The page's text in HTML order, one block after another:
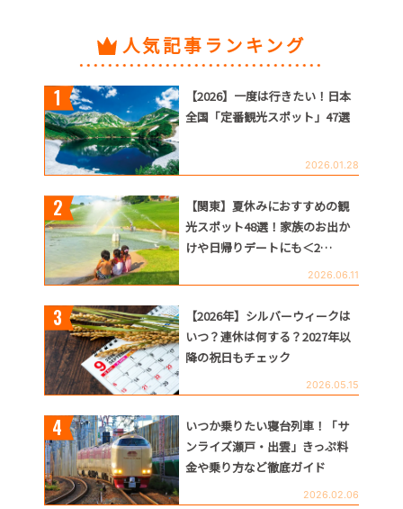
人気記事ランキング
【2026】一度は行きたい！日本
全国「定番観光スポット」47選
2026.01.28
【関東】夏休みにおすすめの観
光スポット48選！家族のお出か
けや日帰りデートにも＜2…
2026.06.11
【2026年】シルバーウィークは
いつ？連休は何する？2027年以
降の祝日もチェック
2026.05.15
いつか乗りたい寝台列車！「サ
ンライズ瀬戸・出雲」きっぷ料
金や乗り方など徹底ガイド
2026.02.06